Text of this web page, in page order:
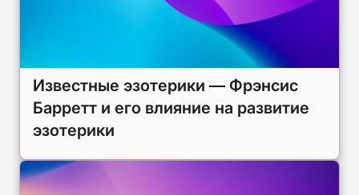
Известные эзотерики — Фрэнсис
Барретт и его влияние на развитие
эзотерики